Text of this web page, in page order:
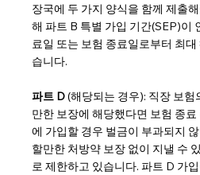
장국에 두 가지 양식을 함께 제출
해 파트 B 특별 가입 기간(SEP)이
료일 또는 보험 종료일로부터 최대
습니다.
파트 D (해당되는 경우): 직장 보험
만한 보장에 해당했다면 보험 종료
에 가입할 경우 벌금이 부과되지
할만한 처방약 보장 없이 지낼 수
로 제한하고 있습니다. 파트 D 가